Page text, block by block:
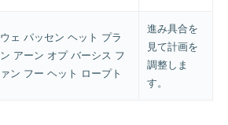
ウェ パッセン ヘット プラ
ン アーン オプ バーシス フ
ァン フー ヘット ロープト
進み具合を
見て計画を
調整しま
す。